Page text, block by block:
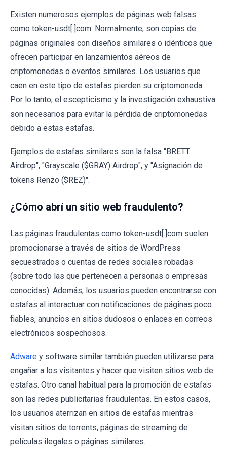
Existen numerosos ejemplos de páginas web falsas
como token-usdt[.]com. Normalmente, son copias de
páginas originales con diseños similares o idénticos que
ofrecen participar en lanzamientos aéreos de
criptomonedas o eventos similares. Los usuarios que
caen en este tipo de estafas pierden su criptomoneda.
Por lo tanto, el escepticismo y la investigación exhaustiva
son necesarios para evitar la pérdida de criptomonedas
debido a estas estafas.
Ejemplos de estafas similares son la falsa "BRETT
Airdrop", "Grayscale ($GRAY) Airdrop", y "Asignación de
tokens Renzo ($REZ)".
¿Cómo abrí un sitio web fraudulento?
Las páginas fraudulentas como token-usdt[.]com suelen
promocionarse a través de sitios de WordPress
secuestrados o cuentas de redes sociales robadas
(sobre todo las que pertenecen a personas o empresas
conocidas). Además, los usuarios pueden encontrarse con
estafas al interactuar con notificaciones de páginas poco
fiables, anuncios en sitios dudosos o enlaces en correos
electrónicos sospechosos.
Adware y software similar también pueden utilizarse para
engañar a los visitantes y hacer que visiten sitios web de
estafas. Otro canal habitual para la promoción de estafas
son las redes publicitarias fraudulentas. En estos casos,
los usuarios aterrizan en sitios de estafas mientras
visitan sitios de torrents, páginas de streaming de
películas ilegales o páginas similares.